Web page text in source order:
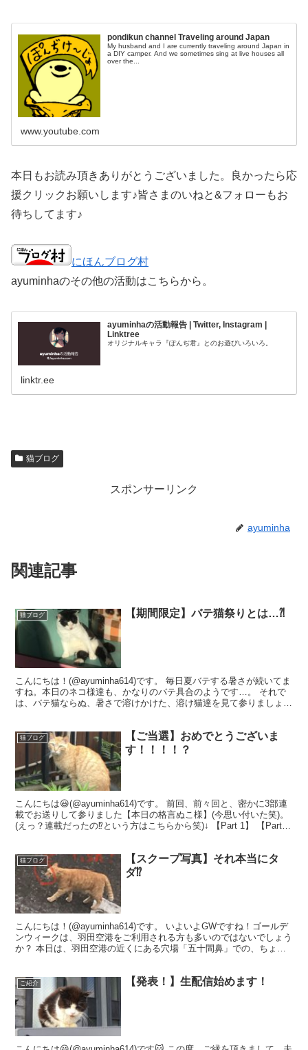
pondikun channel Traveling around Japan
My husband and I are currently traveling around Japan in
a DIY camper. And we sometimes sing at live houses all
over the...
www.youtube.com
本日もお読み頂きありがとうございました。良かったら応
援クリックお願いします♪皆さまのいねと&フォローもお
待ちしてます♪
にほんブログ村
ayuminhaのその他の活動はこちらから。
ayuminhaの活動報告 | Twitter, Instagram |
Linktree
オリジナルキャラ『ぽんぢ君』とのお遊びいろいろ。
linktr.ee
猫ブログ
スポンサーリンク
ayuminha
関連記事
猫ブログ 【期間限定】バテ猫祭りとは…⁈
こんにちは！(@ayuminha614)です。 毎日夏バテする暑さが続いてま
すね。本日のネコ様達も、かなりのバテ具合のようです…。 それで
は、バテ猫ならぬ、暑さで溶けかけた、溶け猫達を見て参りましょ〜
猫ブログ
【ご当選】おめでとうございま
す！！！！？
こんにちは😃(@ayuminha614)です。 前回、前々回と、密かに3部連
載でお送りして参りました【本日の格言ぬこ様】(今思い付いた笑)。
(えっ？連載だったの⁉︎という方はこちらから笑)↓ 【Part 1】 【Part
猫ブログ
【スクープ写真】それ本当にタ
ダ⁉︎
こんにちは！(@ayuminha614)です。 いよいよGWですね！ゴールデ
ンウィークは、羽田空港をご利用される方も多いのではないでしょう
か？ 本日は、羽田空港の近くにある穴場「五十間鼻」での、ちょっ
ご紹介 【発表！】生配信始めます！